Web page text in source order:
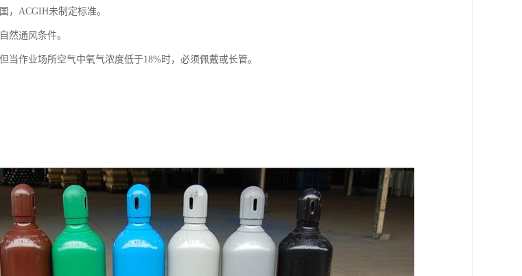
，ACGIH未制定标准。
然通风条件。
当作业场所空气中氧气浓度低于18%时，必须佩戴或长管。